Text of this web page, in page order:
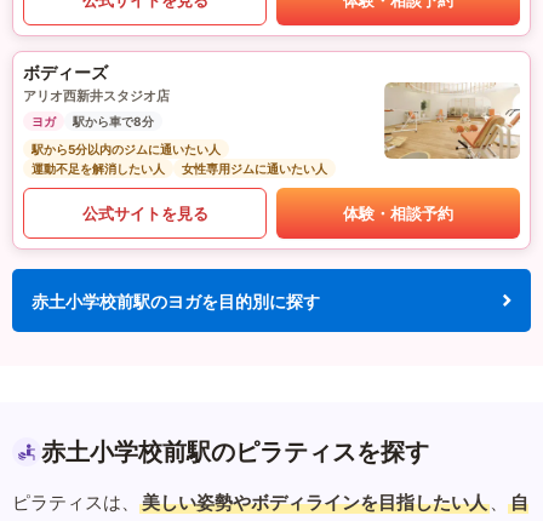
ボディーズ
アリオ西新井スタジオ店
ヨガ
駅から車で8分
駅から5分以内のジムに通いたい人
運動不足を解消したい人
女性専用ジムに通いたい人
公式サイトを見る 体験・相談予約
赤土小学校前駅のヨガを目的別に探す
赤土小学校前駅のピラティスを探す
ピラティスは、 美しい姿勢やボディラインを目指したい人 、
自